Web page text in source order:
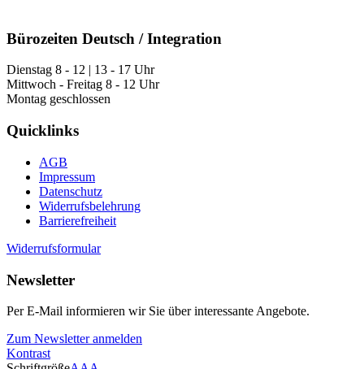
Bürozeiten Deutsch / Integration
Dienstag 8 - 12 | 13 - 17 Uhr
Mittwoch - Freitag 8 - 12 Uhr
Montag geschlossen
Quicklinks
AGB
Impressum
Datenschutz
Widerrufsbelehrung
Barrierefreiheit
Widerrufsformular
Newsletter
Per E-Mail informieren wir Sie über interessante Angebote.
Zum Newsletter anmelden
Kontrast